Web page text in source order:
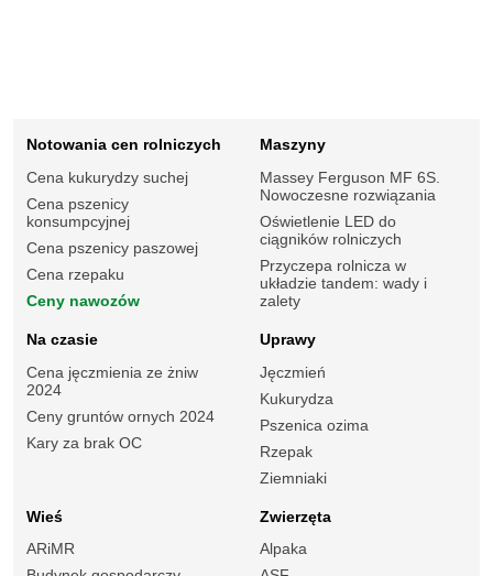
Notowania cen rolniczych
Cena kukurydzy suchej
Cena pszenicy
konsumpcyjnej
Cena pszenicy paszowej
Cena rzepaku
Ceny nawozów
Maszyny
Massey Ferguson MF 6S.
Nowoczesne rozwiązania
Oświetlenie LED do
ciągników rolniczych
Przyczepa rolnicza w
układzie tandem: wady i
zalety
Na czasie
Cena jęczmienia ze żniw
2024
Ceny gruntów ornych 2024
Kary za brak OC
Uprawy
Jęczmień
Kukurydza
Pszenica ozima
Rzepak
Ziemniaki
Wieś
ARiMR
Zwierzęta
Alpaka